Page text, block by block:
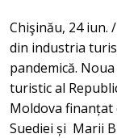
Chişinău, 24 iun.
din industria
pandemică.
turistic al
Moldova finanțat
Suediei și Marii